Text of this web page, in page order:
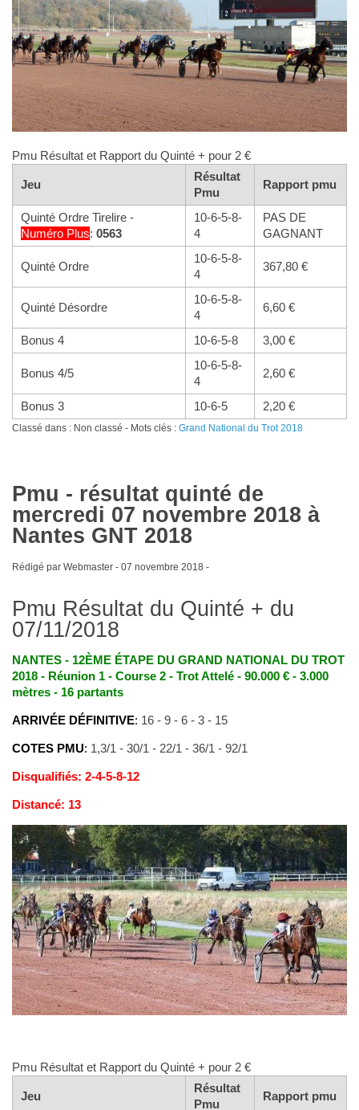
Pmu Résultat et Rapport du Quinté + pour 2 €
Jeu
Résultat
Pmu
Rapport pmu
Quinté Ordre Tirelire -
Numéro Plus:0563
10-6-5-8-
4
PAS DE
GAGNANT
Quinté Ordre
10-6-5-8-
4
367,80 €
Quinté Désordre
10-6-5-8-
4
6,60 €
Bonus 4 10-6-5-8 3,00 €
Bonus 4/5
10-6-5-8-
4
2,60 €
Bonus 3 10-6-5 2,20 €
Classé dans : Non classé - Mots clés : Grand National du Trot 2018
Pmu - résultat quinté de
mercredi 07 novembre 2018 à
Nantes GNT 2018
Rédigé par Webmaster - 07 novembre 2018 -
Pmu Résultat du Quinté + du
07/11/2018
NANTES - 12ÈME ÉTAPE DU GRAND NATIONAL DU TROT
2018 - Réunion 1 - Course 2 - Trot Attelé - 90.000 € - 3.000
mètres - 16 partants
ARRIVÉE DÉFINITIVE: 16 - 9 - 6 - 3 - 15
COTES PMU: 1,3/1 - 30/1 - 22/1 - 36/1 - 92/1
Disqualifiés: 2-4-5-8-12
Distancé: 13
Pmu Résultat et Rapport du Quinté + pour 2 €
Jeu
Résultat
Pmu
Rapport pmu